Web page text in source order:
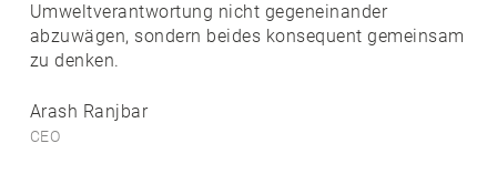
Umweltverantwortung nicht gegeneinander
abzuwägen, sondern beides konsequent gemeinsam
zu denken.
Arash Ranjbar
CEO